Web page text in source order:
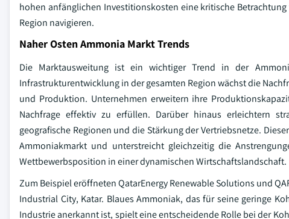
hohen anfänglichen Investitionskosten eine kritische
Region navigieren.
Naher Osten Ammonia Markt Trends
Die Marktausweitung ist ein wichtiger Trend in der
Infrastrukturentwicklung in der gesamten Region wächst die
und Produktion. Unternehmen erweitern ihre
Nachfrage effektiv zu erfüllen. Darüber hinaus erleichtern
geografische Regionen und die Stärkung der Vertriebsnetze.
Ammoniakmarkt und unterstreicht gleichzeitig die
Wettbewerbsposition in einer dynamischen Wirtschaftslandschaft.
Zum Beispiel eröffneten QatarEnergy Renewable Solutions und
Industrial City, Katar. Blaues Ammoniak, das für seine geringe
Industrie anerkannt ist, spielt eine entscheidende Rolle bei der